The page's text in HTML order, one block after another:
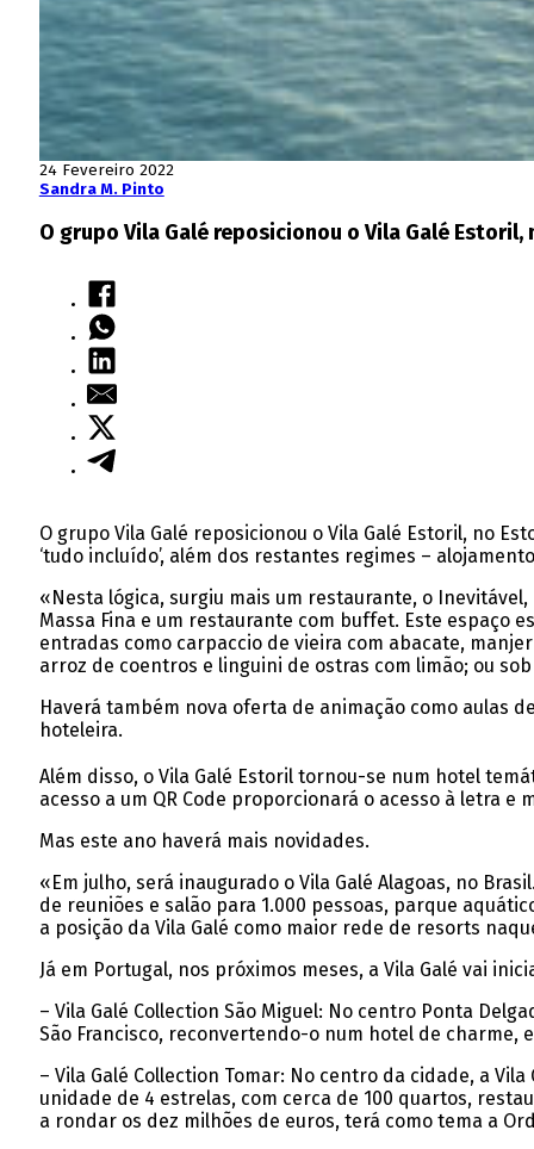
24 Fevereiro 2022
Sandra M. Pinto
O grupo Vila Galé reposicionou o Vila Galé
O grupo Vila Galé reposicionou o Vila Galé Estoril, no
‘tudo incluído’, além dos restantes regimes –
«Nesta lógica, surgiu mais um restaurante, o
Massa Fina e um restaurante com buffet. Este espaço
entradas como carpaccio de vieira com abacate,
arroz de coentros e linguini de ostras com limão; ou
Haverá também nova oferta de animação como aulas
hoteleira.
Além disso, o Vila Galé Estoril tornou-se num hotel
acesso a um QR Code proporcionará o acesso à letra e
Mas este ano haverá mais novidades.
«Em julho, será inaugurado o Vila Galé Alagoas, no
de reuniões e salão para 1.000 pessoas, parque
a posição da Vila Galé como maior rede de resorts
Já em Portugal, nos próximos meses, a Vila Galé vai
– Vila Galé Collection São Miguel: No centro Ponta
São Francisco, reconvertendo-o num hotel de charme,
– Vila Galé Collection Tomar: No centro da cidade, a
unidade de 4 estrelas, com cerca de 100 quartos,
a rondar os dez milhões de euros, terá como tema a